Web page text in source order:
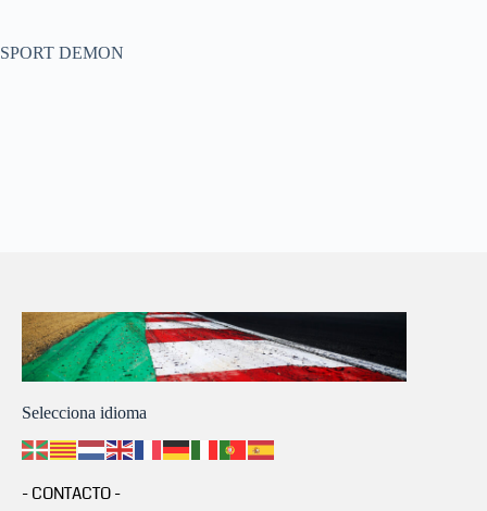
SPORT DEMON
Selecciona idioma
- CONTACTO -